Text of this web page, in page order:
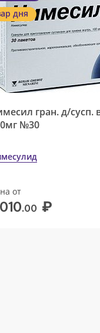
дня
гран. д/сусп.
№30
от
.00 ₽